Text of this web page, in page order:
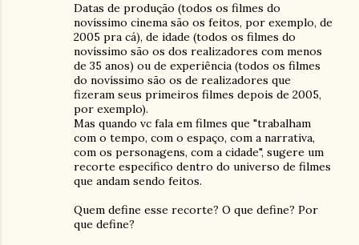
Datas de produção (todos os filmes do
novíssimo cinema são os feitos, por exemplo, de
2005 pra cá), de idade (todos os filmes do
novíssimo são os dos realizadores com menos
de 35 anos) ou de experiência (todos os filmes
do novíssimo são os de realizadores que
fizeram seus primeiros filmes depois de 2005,
por exemplo).
Mas quando vc fala em filmes que "trabalham
com o tempo, com o espaço, com a narrativa,
com os personagens, com a cidade", sugere um
recorte específico dentro do universo de filmes
que andam sendo feitos.
Quem define esse recorte? O que define? Por
que define?